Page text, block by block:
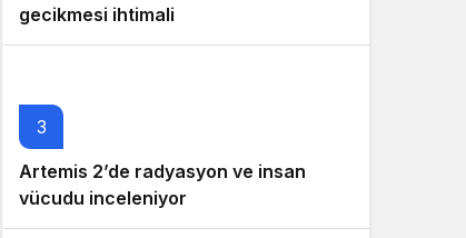
gecikmesi ihtimali
3
Artemis 2’de radyasyon ve insan
vücudu inceleniyor